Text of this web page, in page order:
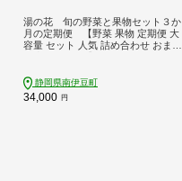
湯の花 旬の野菜と果物セット３か
月の定期便 【野菜 果物 定期便 大
容量 セット 人気 詰め合わせ おまか
静岡県南伊豆町
34,000 円